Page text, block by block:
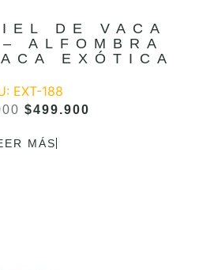
DE VACA
ALFOMBRA
EXÓTICA
EXT-188
$499.900
MÁS